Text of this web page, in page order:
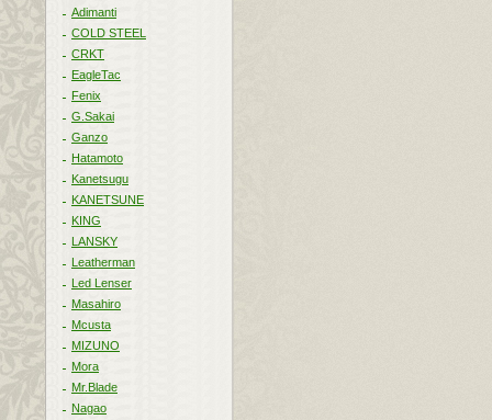
Adimanti
COLD STEEL
CRKT
EagleTac
Fenix
G.Sakai
Ganzo
Hatamoto
Kanetsugu
KANETSUNE
KING
LANSKY
Leatherman
Led Lenser
Masahiro
Mcusta
MIZUNO
Mora
Mr.Blade
Nagao